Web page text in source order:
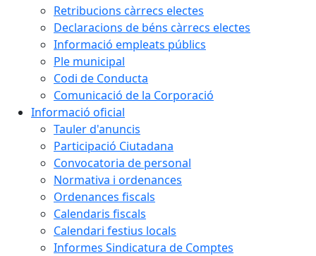
Retribucions càrrecs electes
Declaracions de béns càrrecs electes
Informació empleats públics
Ple municipal
Codi de Conducta
Comunicació de la Corporació
Informació oficial
Tauler d'anuncis
Participació Ciutadana
Convocatoria de personal
Normativa i ordenances
Ordenances fiscals
Calendaris fiscals
Calendari festius locals
Informes Sindicatura de Comptes